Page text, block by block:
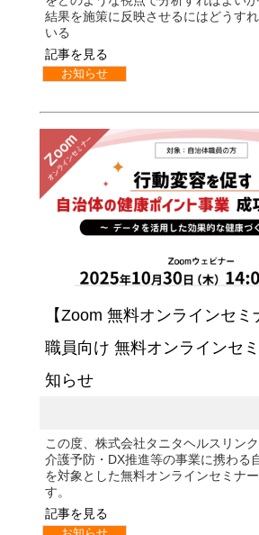
結果を施策に反映させるにはどうす
いる
記事を見る
お知らせ
【Zoom 無料オンラインセ
職員向け 無料オンラインセ
知らせ
この度、株式会社タニタヘルスリン
介護予防・DX推進等の事業に携わる
を対象とした無料オンラインセミナ
す。
記事を見る